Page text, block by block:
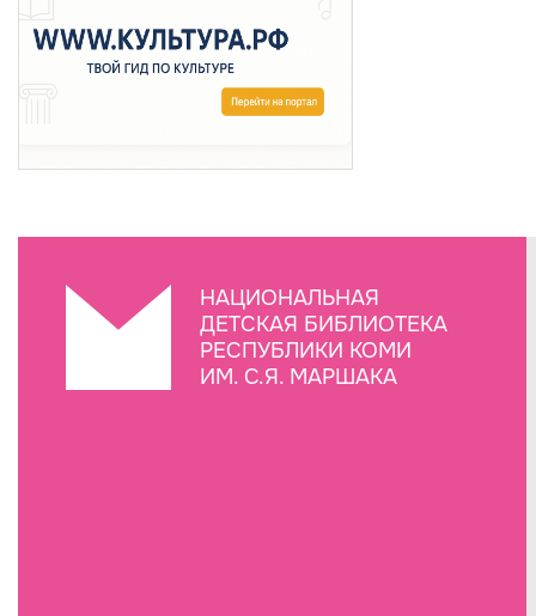
НАЦИОНАЛЬНАЯ
ДЕТСКАЯ БИБЛИОТЕКА
РЕСПУБЛИКИ КОМИ
ИМ. С.Я. МАРШАКА